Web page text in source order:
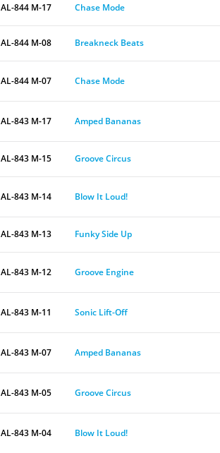
AL-844 M-17 Chase Mode
AL-844 M-08 Breakneck Beats
AL-844 M-07 Chase Mode
AL-843 M-17 Amped Bananas
AL-843 M-15 Groove Circus
AL-843 M-14 Blow It Loud!
AL-843 M-13 Funky Side Up
AL-843 M-12 Groove Engine
AL-843 M-11 Sonic Lift-Off
AL-843 M-07 Amped Bananas
AL-843 M-05 Groove Circus
AL-843 M-04 Blow It Loud!